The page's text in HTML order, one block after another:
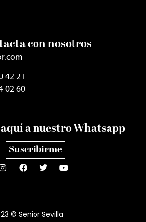
con nosotros
42 21
02 60
a nuestro Whatsapp
Suscribirme
© Senior Sevilla